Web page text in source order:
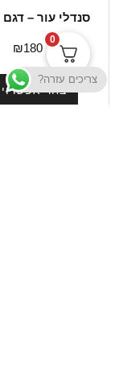
סנדלי עור –
₪180
בחר
צריכים עזרה?
0